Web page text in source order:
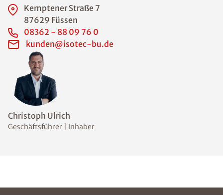
Christoph Ulrich
Geschäftsführer | Inhaber
Kemptener Straße 7
87629 Füssen
08362 - 88 09 76 0
kunden@isotec-bu.de